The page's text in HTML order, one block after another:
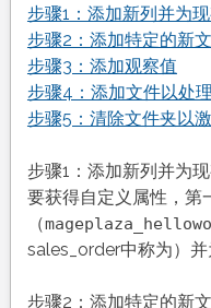
步骤1：添加新列并为
步骤2：添加特定的新
步骤3：添加观察值
步骤4：添加文件以处
步骤5：清除文件夹以
步骤1：添加新列并为
要获得自定义属性，第
（
sales_order中称为）并
步骤2：添加特定的新